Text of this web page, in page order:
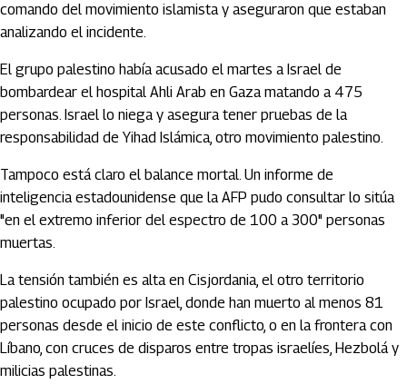
comando del movimiento islamista y aseguraron que estaban
analizando el incidente.
El grupo palestino había acusado el martes a Israel de
bombardear el hospital Ahli Arab en Gaza matando a 475
personas. Israel lo niega y asegura tener pruebas de la
responsabilidad de Yihad Islámica, otro movimiento palestino.
Tampoco está claro el balance mortal. Un informe de
inteligencia estadounidense que la AFP pudo consultar lo sitúa
"en el extremo inferior del espectro de 100 a 300" personas
muertas.
La tensión también es alta en Cisjordania, el otro territorio
palestino ocupado por Israel, donde han muerto al menos 81
personas desde el inicio de este conflicto, o en la frontera con
Líbano, con cruces de disparos entre tropas israelíes, Hezbolá y
milicias palestinas.